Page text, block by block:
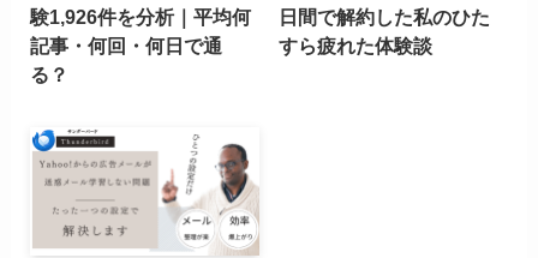
験1,926件を分析｜平均何
記事・何回・何日で通
る？
日間で解約した私のひた
すら疲れた体験談